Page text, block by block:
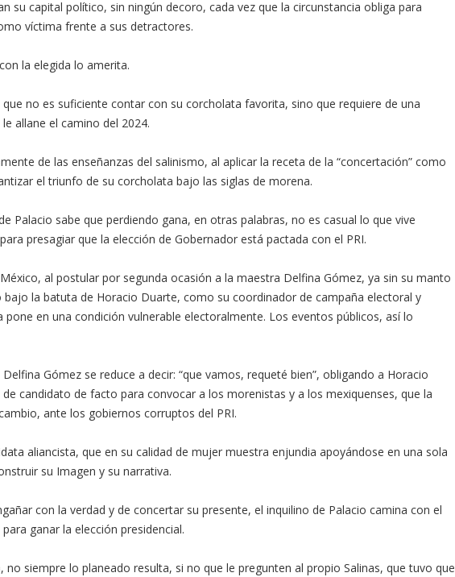
su capital político, sin ningún decoro, cada vez que la circunstancia obliga para
víctima frente a sus detractores.
la elegida lo amerita.
no es suficiente contar con su corcholata favorita, sino que requiere de una
allane el camino del 2024.
de las enseñanzas del salinismo, al aplicar la receta de la “concertación” como
el triunfo de su corcholata bajo las siglas de morena.
Palacio sabe que perdiendo gana, en otras palabras, no es casual lo que vive
presagiar que la elección de Gobernador está pactada con el PRI.
al postular por segunda ocasión a la maestra Delfina Gómez, ya sin su manto
la batuta de Horacio Duarte, como su coordinador de campaña electoral y
pone en una condición vulnerable electoralmente. Los eventos públicos, así lo
Gómez se reduce a decir: “que vamos, requeté bien”, obligando a Horacio
candidato de facto para convocar a los morenistas y a los mexiquenses, que la
ante los gobiernos corruptos del PRI.
aliancista, que en su calidad de mujer muestra enjundia apoyándose en una sola
su Imagen y su narrativa.
con la verdad y de concertar su presente, el inquilino de Palacio camina con el
ganar la elección presidencial.
no siempre lo planeado resulta, si no que le pregunten al propio Salinas, que tuvo que